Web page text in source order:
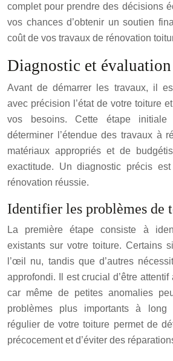
complet pour prendre des décisions
vos chances d’obtenir un soutien
coût de vos travaux de rénovation
Diagnostic et évaluation
Avant de démarrer les travaux, il
avec précision l’état de votre toiture
vos besoins. Cette étape initiale
déterminer l’étendue des travaux à
matériaux appropriés et de
exactitude. Un diagnostic précis
rénovation réussie.
Identifier les problèmes de
La première étape consiste à
existants sur votre toiture. Certains
l’œil nu, tandis que d’autres
approfondi. Il est crucial d’être
car même de petites anomalies
problèmes plus importants à long
régulier de votre toiture permet de
précocement et d’éviter des